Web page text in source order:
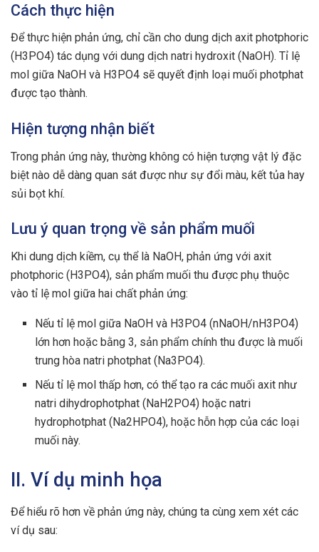
Cách thực hiện
Để thực hiện phản ứng, chỉ cần cho dung dịch axit photphoric
(H3PO4) tác dụng với dung dịch natri hydroxit (NaOH). Tỉ lệ
mol giữa NaOH và H3PO4 sẽ quyết định loại muối photphat
được tạo thành.
Hiện tượng nhận biết
Trong phản ứng này, thường không có hiện tượng vật lý đặc
biệt nào dễ dàng quan sát được như sự đổi màu, kết tủa hay
sủi bọt khí.
Lưu ý quan trọng về sản phẩm muối
Khi dung dịch kiềm, cụ thể là NaOH, phản ứng với axit
photphoric (H3PO4), sản phẩm muối thu được phụ thuộc
vào tỉ lệ mol giữa hai chất phản ứng:
Nếu tỉ lệ mol giữa NaOH và H3PO4 (nNaOH/nH3PO4)
lớn hơn hoặc bằng 3, sản phẩm chính thu được là muối
trung hòa natri photphat (Na3PO4).
Nếu tỉ lệ mol thấp hơn, có thể tạo ra các muối axit như
natri dihydrophotphat (NaH2PO4) hoặc natri
hydrophotphat (Na2HPO4), hoặc hỗn hợp của các loại
muối này.
II. Ví dụ minh họa
Để hiểu rõ hơn về phản ứng này, chúng ta cùng xem xét các
ví dụ sau: